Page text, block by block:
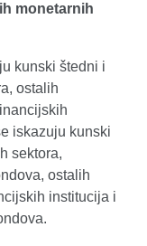
monetarnih
kunski štedni i
ostalih
iskazuju kunski
sektora,
ostalih
institucija i